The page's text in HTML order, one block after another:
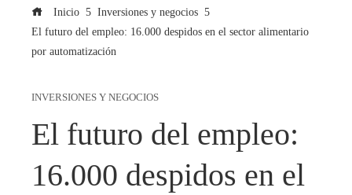
Inicio
Inversiones y negocios
El futuro del empleo: 16.000 despidos en el sector alimentario
por automatización
INVERSIONES Y NEGOCIOS
El futuro del empleo:
16.000 despidos en el